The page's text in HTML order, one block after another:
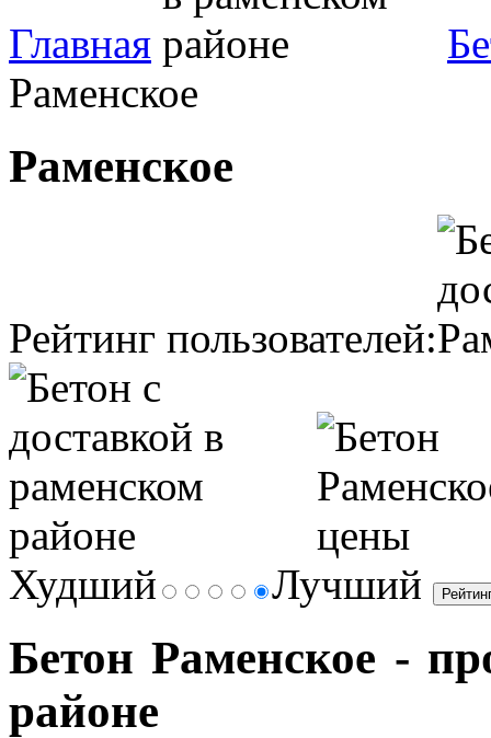
Главная
Раменское
Раменское
Рейтинг пользователей:
Худший Лучший
Бетон Раменское -
районе